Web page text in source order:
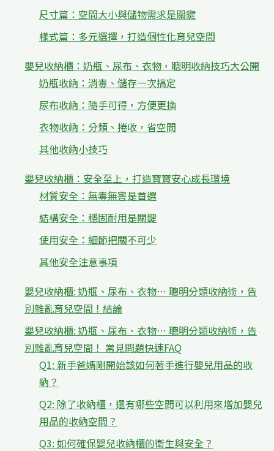
尺寸篇：空間大小與儲物需求是關鍵
樣式篇：多元選擇，打造個性化育兒空間
嬰兒收納櫃：奶瓶、尿布、衣物，聰明收納技巧大公開
奶瓶收納：消毒、儲存一次搞定
尿布收納：隨手可得，方便更換
衣物收納：分類、捲收，省空間
其他收納小技巧
嬰兒收納櫃：安全至上，打造寶寶安心成長環境
材質安全：無毒無害是首選
結構安全：穩固耐用是關鍵
使用安全：細節把關不可少
其他安全注意事項
嬰兒收納櫃: 奶瓶、尿布、衣物… 聰明分類收納術，告
別雜亂育兒空間！結論
嬰兒收納櫃: 奶瓶、尿布、衣物… 聰明分類收納術，告
別雜亂育兒空間！ 常見問題快速FAQ
Q1: 新手爸媽剛開始該如何著手進行嬰兒用品的收
納？
Q2: 除了收納櫃，還有哪些空間可以利用來增加嬰兒
用品的收納空間？
Q3: 如何確保嬰兒收納櫃的衛生與安全？